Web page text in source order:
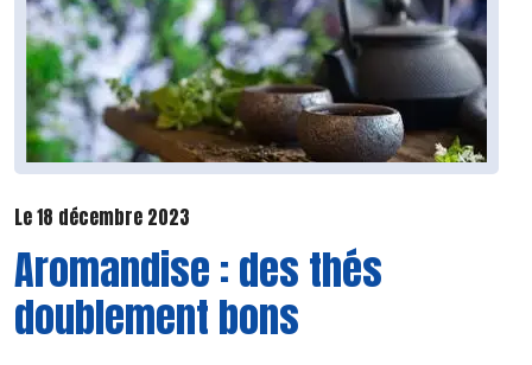
Le 18 décembre 2023
Aromandise : des thés
doublement bons